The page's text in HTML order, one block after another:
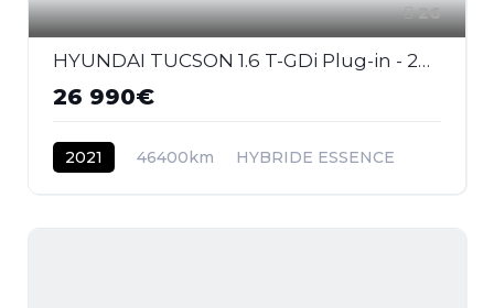
26
HYUNDAI TUCSON 1.6 T-GDi Plug-in - 265 HTRAC - BVA 2020 Executive PHASE 1
26 990€
2021 46400km HYBRIDE ESSENCE